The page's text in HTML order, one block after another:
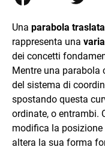
Relazioni
commercialisti
covid nella
conseguito
entrato di ruolo
Una parabola traslata
rappresenta una
dei concetti
Mentre una parabola
del sistema di
spostando questa
ordinate, o entrambi.
modifica la
altera la sua forma